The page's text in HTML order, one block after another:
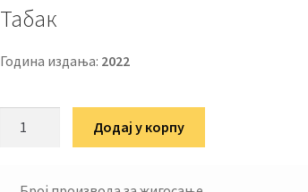
Табак
Година издања: 2022
Додај у корпу